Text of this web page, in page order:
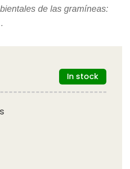
de las gramíneas:
In stock